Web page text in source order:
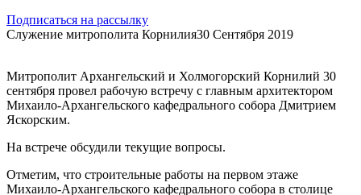
Подписаться на рассылку
Служение митрополита Корнилия30 Сентября 2019
Митрополит Архангельский и Холмогорский Корнилий 30
сентября провел рабочую встречу с главным архитектором
Михаило-Архангельского кафедрального собора Дмитрием
Яскорским.
На встрече обсудили текущие вопросы.
Отметим, что строительные работы на первом этаже
Михаило-Архангельского кафедрального собора в столице